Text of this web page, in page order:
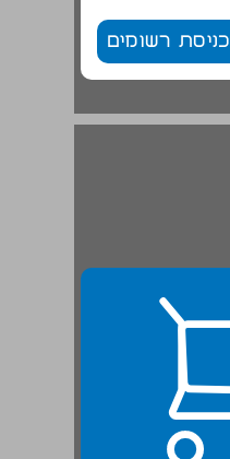
כניסת רשומים